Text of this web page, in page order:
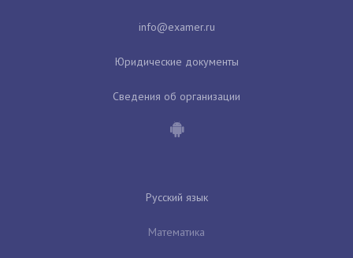
Юридические документы
Сведения об организации
Русский язык
Математика